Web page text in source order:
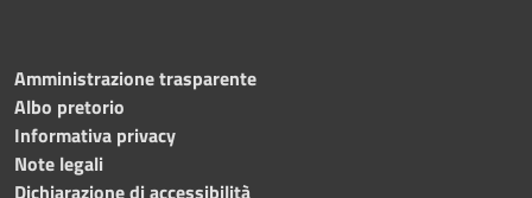
Amministrazione trasparente
Albo pretorio
Informativa privacy
Note legali
Dichiarazione di accessibilità